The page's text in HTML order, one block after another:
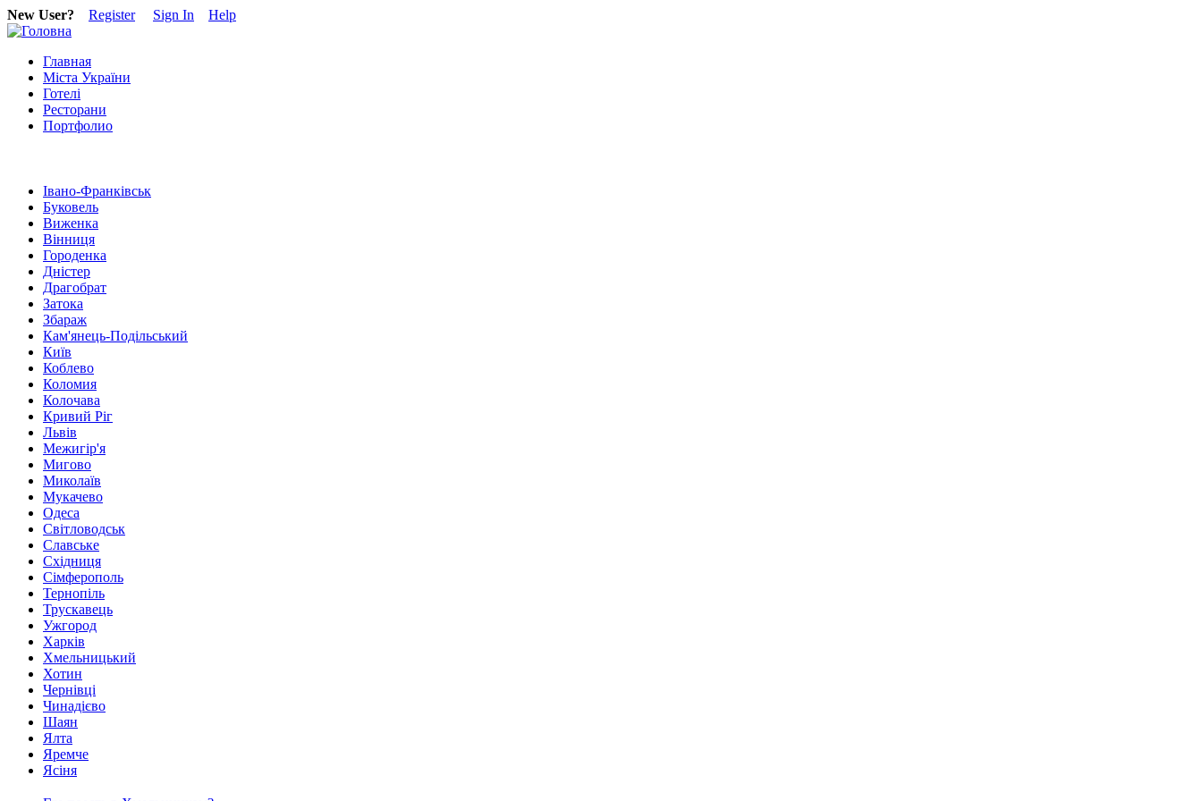
New User? Register Sign In Help
Главная
Міста України
Готелі
Ресторани
Портфолио
Івано-Франківськ
Буковель
Виженка
Вінниця
Городенка
Дністер
Драгобрат
Затока
Збараж
Кам'янець-Подільський
Київ
Коблево
Коломия
Колочава
Кривий Ріг
Львів
Межигір'я
Мигово
Миколаїв
Мукачево
Одеса
Світловодськ
Славське
Східниця
Сімферополь
Тернопіль
Трускавець
Ужгород
Харків
Хмельницький
Хотин
Чернівці
Чинадієво
Шаян
Ялта
Яремче
Ясіня